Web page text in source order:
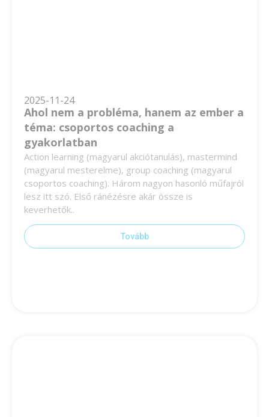
2025-11-24
Ahol nem a probléma, hanem az ember a
téma: csoportos coaching a
gyakorlatban
Action learning (magyarul akciótanulás), mastermind
(magyarul mesterelme), group coaching (magyarul
csoportos coaching). Három nagyon hasonló műfajról
lesz itt szó. Első ránézésre akár össze is
keverhetők..
Tovább